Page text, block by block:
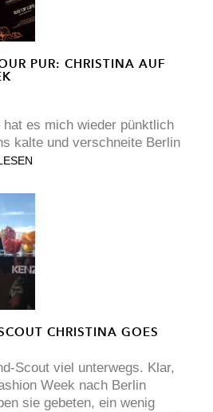
PUR: CHRISTINA AUF
es mich wieder pünktlich
kalte und verschneite Berlin
CHRISTINA GOES
Scout viel unterwegs. Klar,
Week nach Berlin
sie gebeten, ein wenig